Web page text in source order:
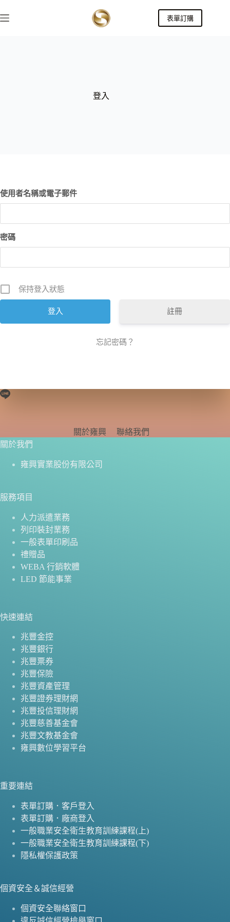
表單訂購
登入
使用者名稱或電子郵件
密碼
保持登入狀態
註冊
忘記密碼？
關於雍興
聯絡我們
關於我們
雍興實業股份有限公司
服務項目
人力派遣業務
列印裝封業務
一般表單印刷品
禮贈品
WEBA 行銷軟體
LED 節能事業
快速連結
兆豐金控
兆豐銀行
兆豐票券
兆豐保險
兆豐資產管理
兆豐證券理財網
兆豐投信理財網
兆豐慈善基金會
兆豐文教基金會
雍興數位學習平台
重要連結
表單訂購．客戶登入
表單訂購．廠商登入
一般職業安全衛生教育訓練課程(上)
一般職業安全衛生教育訓練課程(下)
隱私權保護政策
個資安全＆誠信經營
個資安全聯絡窗口